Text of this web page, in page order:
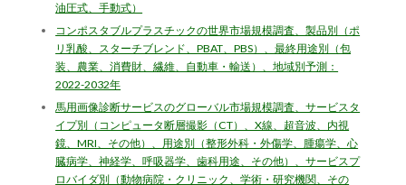
油圧式、手動式）
コンポスタブルプラスチックの世界市場規模調査、製品別（ポ
リ乳酸、スターチブレンド、PBAT、PBS）、最終用途別（包
装、農業、消費財、繊維、自動車・輸送）、地域別予測：
2022-2032年
馬用画像診断サービスのグローバル市場規模調査、サービスタ
イプ別（コンピュータ断層撮影（CT）、X線、超音波、内視
鏡、MRI、その他）、用途別（整形外科・外傷学、腫瘍学、心
臓病学、神経学、呼吸器学、歯科用途、その他）、サービスプ
ロバイダ別（動物病院・クリニック、学術・研究機関、その